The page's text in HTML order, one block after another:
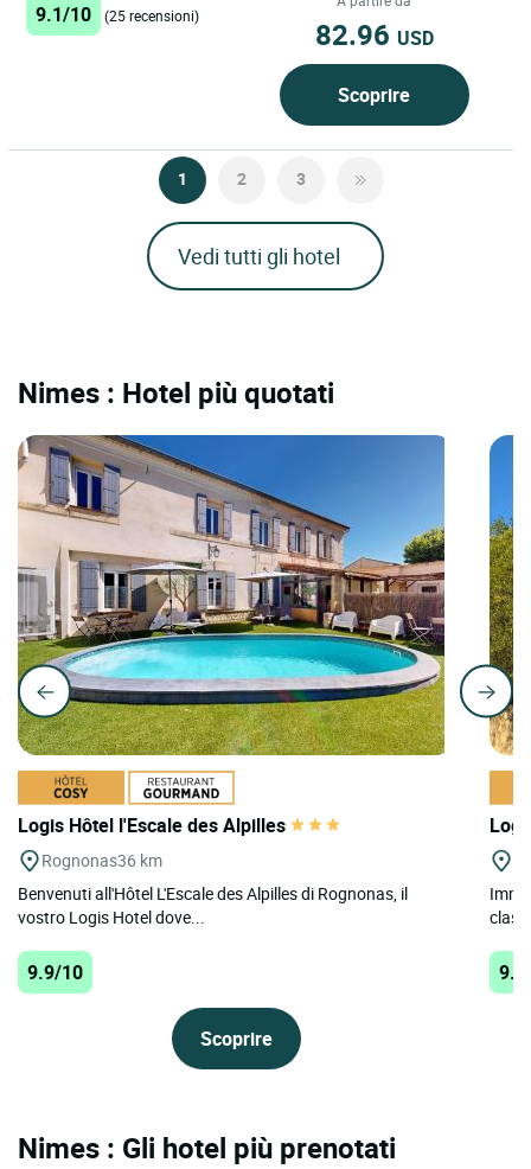
9.1/10 (25 recensioni) 82.96 USD
Scoprire
1 2 3
Vedi tutti gli hotel
Nimes : Hotel più quotati
Logis Hôtel l'Escale des Alpilles
Rognonas36 km
Benvenuti all'Hôtel L'Escale des Alpilles di Rognonas, il
vostro Logis Hotel dove...
9.9/10
Scoprire
Nimes : Gli hotel più prenotati